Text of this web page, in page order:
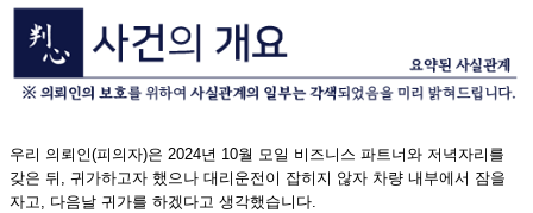
우리 의뢰인(피의자)은 2024년 10월 모일 비즈니스 파트너와 저녁자리를
갖은 뒤, 귀가하고자 했으나 대리운전이 잡히지 않자 차량 내부에서 잠을
자고, 다음날 귀가를 하겠다고 생각했습니다.